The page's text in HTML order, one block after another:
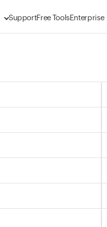
SupportFree ToolsEnterprise